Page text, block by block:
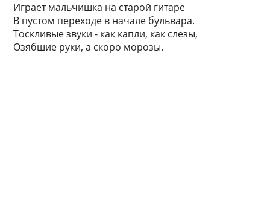
Играет мальчишка на старой гитаре
В пустом переходе в начале бульвара.
Тоскливые звуки - как капли, как слезы,
Озябшие руки, а скоро морозы.